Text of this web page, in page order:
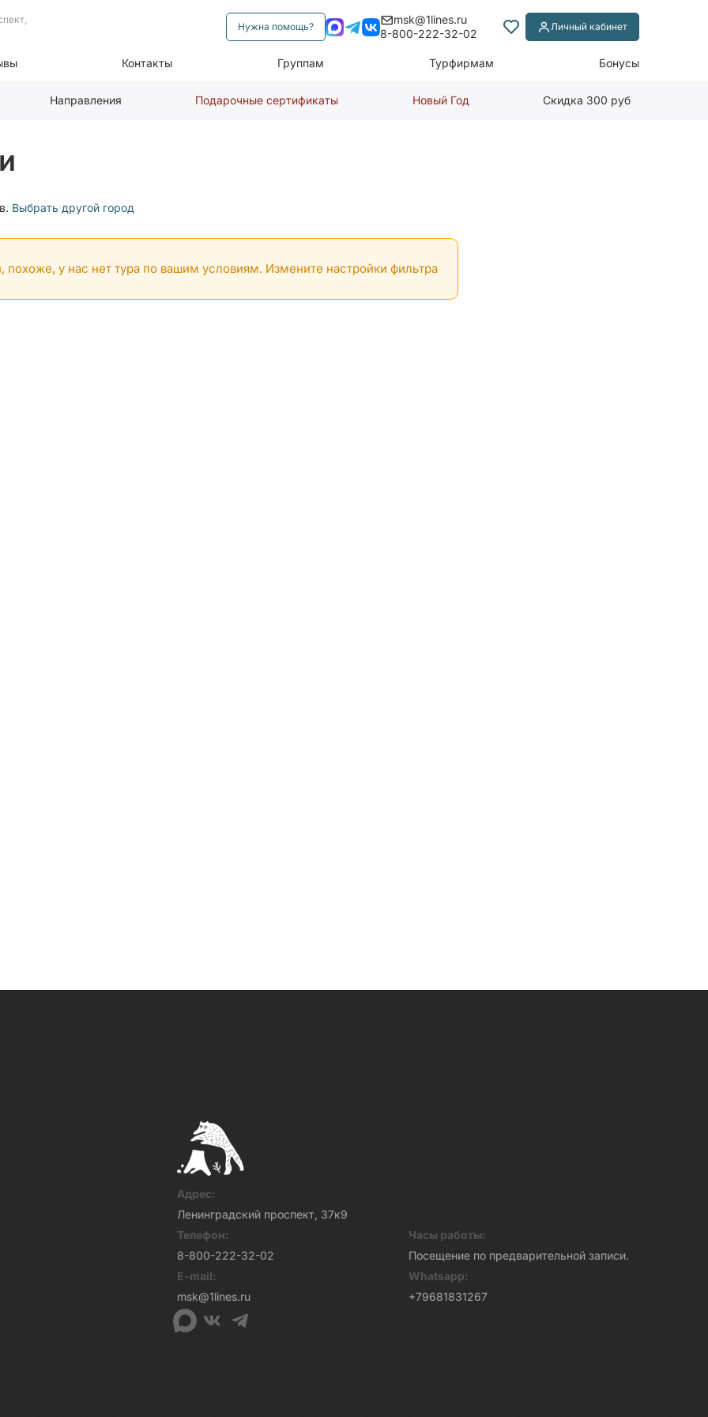
Нужна помощь?
msk@1lines.ru
8-800-222-32-02
Личный кабинет
Контакты Группам Турфирмам Бонусы
Направления Подарочные сертификаты Новый Год Скидка 300 руб
Выбрать другой город
похоже, у нас нет тура по вашим условиям. Измените настройки фильтра
Адрес:
Ленинградский проспект, 37к9
Телефон:
8-800-222-32-02
Часы работы:
Посещение по предварительной записи.
E-mail:
msk@1lines.ru
Whatsapp:
+79681831267